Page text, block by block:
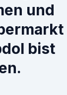
und
bist